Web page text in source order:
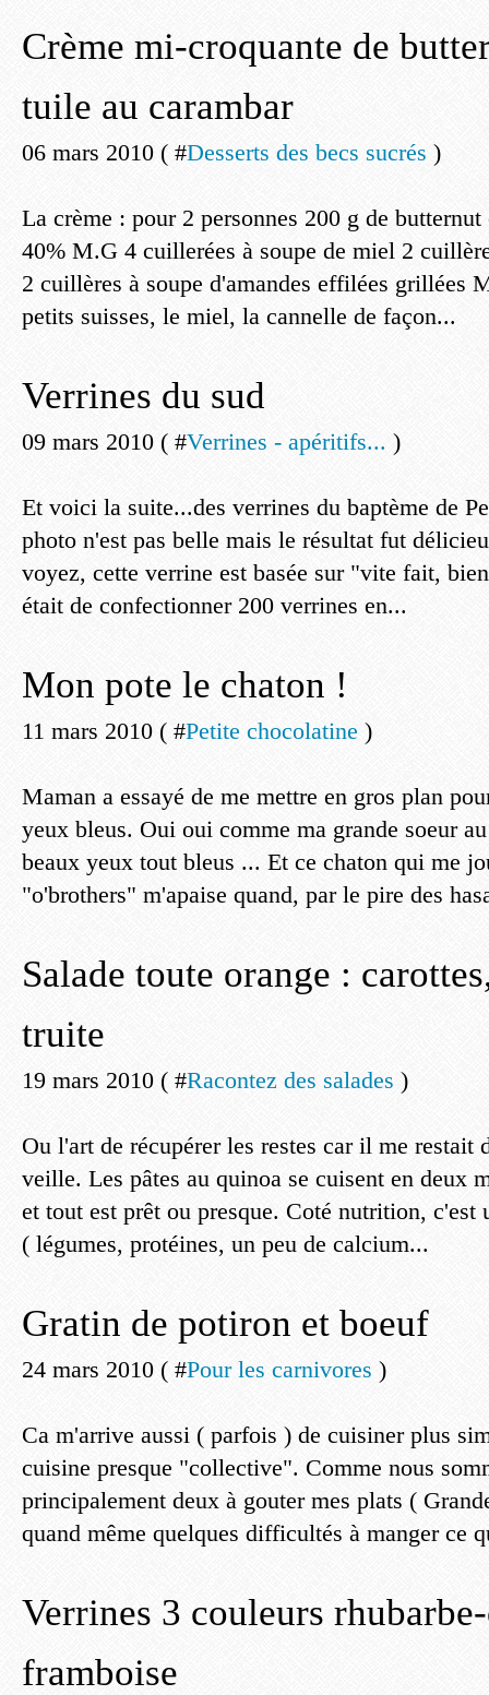
Crème mi-croquante de
tuile au carambar
06 mars 2010 ( #Desserts des becs sucrés )
La crème : pour 2 personnes 200 g de
40% M.G 4 cuillerées à soupe de miel 2
2 cuillères à soupe d'amandes effilées grillées
petits suisses, le miel, la cannelle de façon...
Verrines du sud
09 mars 2010 ( #Verrines - apéritifs... )
Et voici la suite...des verrines du baptème de
photo n'est pas belle mais le résultat fut
voyez, cette verrine est basée sur "vite fait,
était de confectionner 200 verrines en...
Mon pote le chaton !
11 mars 2010 ( #Petite chocolatine )
Maman a essayé de me mettre en gros plan
yeux bleus. Oui oui comme ma grande soeur
beaux yeux tout bleus ... Et ce chaton qui me
"o'brothers" m'apaise quand, par le pire des
Salade toute orange :
truite
19 mars 2010 ( #Racontez des salades )
Ou l'art de récupérer les restes car il me restait
veille. Les pâtes au quinoa se cuisent en deux
et tout est prêt ou presque. Coté nutrition, c'est
( légumes, protéines, un peu de calcium...
Gratin de potiron et boeuf
24 mars 2010 ( #Pour les carnivores )
Ca m'arrive aussi ( parfois ) de cuisiner plus
cuisine presque "collective". Comme nous
principalement deux à gouter mes plats (
quand même quelques difficultés à manger ce
Verrines 3 couleurs
framboise